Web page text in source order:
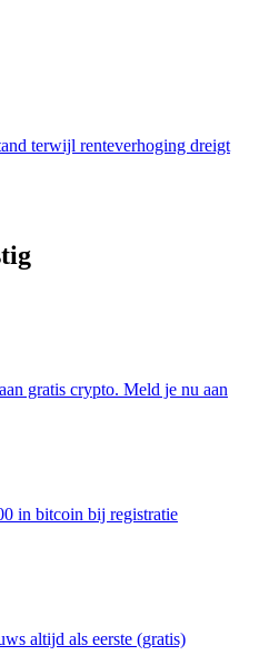
terwijl renteverhoging dreigt
gratis crypto. Meld je nu aan
in bitcoin bij registratie
altijd als eerste (gratis)